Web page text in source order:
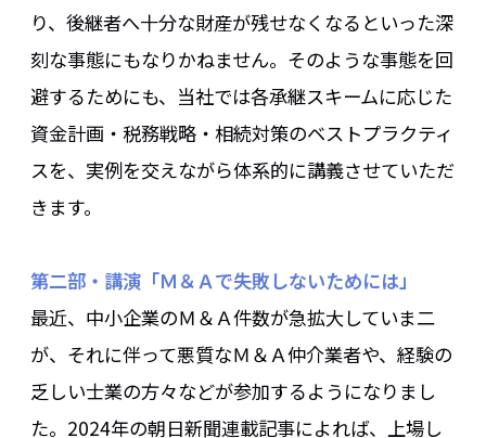
り、後継者へ十分な財産が残せなくなるといった深
刻な事態にもなりかねません。そのような事態を回
避するためにも、当社では各承継スキームに応じた
資金計画・税務戦略・相続対策のベストプラクティ
スを、実例を交えながら体系的に講義させていただ
きます。
第二部・講演「Ｍ＆Ａで失敗しないためには」
最近、中小企業のＭ＆Ａ件数が急拡大していま二
が、それに伴って悪質なＭ＆Ａ仲介業者や、経験の
乏しい士業の方々などが参加するようになりまし
た。2024年の朝日新聞連載記事によれば、上場し